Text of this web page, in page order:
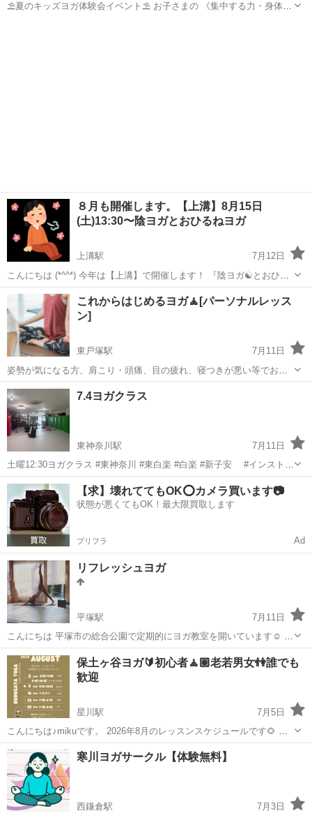
⛱️夏のキッズヨガ体験会イベント⛱️ お子さまの 《集中する力・身体を
８月も開催します。【上溝】8月15日
(土)13:30〜陰ヨガとおひるねヨガ
上溝駅
7月12日
こんにちは (*^^*) 今年は【上溝】で開催します！ 『陰ヨガ☯とおひる
ねヨガ😴』 ・笑って😀（ラフターヨガ＆笑いの呼吸） 疲れも吹き飛
ばして、リフレッシュ！！ 今年は笑いの呼吸法もやり...
神奈川 相模原市 上溝駅 ヨガ 家事
これからはじめるヨガ🧘[パーソナルレッス
ン]
東戸塚駅
7月11日
姿勢が気になる方、肩こり・頭痛、目の疲れ、寝つきが悪い等でお悩
みの方 立ち仕事で腰痛や足が疲れる👠 足のむくみや血行不良、自律
神経、ホルモンバランスの乱れ等 お腹周りを引き締めたい、骨盤のゆ
がみが気になる 産後の腰痛ケ...
神奈川 横浜市 東戸塚駅
7.4ヨガクラス
東神奈川駅
7月11日
土曜12:30ヨガクラス #東神奈川 #東白楽 #白楽 #新子安 #インストラ
クター募集中 #反町 #出稽古歓迎 #大口 #反町駅 #六角橋 #神大
寺 #キックボクシング #ムエタイ #MMA #レスリング...
神奈川 横浜市 東神奈川駅 ヨガ
キッズキックボクシング
【求】壊れててもOK⭕️カメラ買います📷
状態が悪くてもOK！最大限買取します
プリフラ Ad
リフレッシュヨガ
平塚駅
7月11日
こんにちは 平塚市の総合公園で定期的にヨガ教室を開いています☺︎ 普
段向き合う機会が少ないご自身の身体と心に向き合う時間をつくりま
せんか？ 運動不足の方、体操初心者の方、ヨガの経験がない方、身体
が硬い方でも問題ありま...
神奈川 平塚市 平塚駅 ヨガ 少人数
保土ヶ谷ヨガ🔰初心者🧘🏽老若男女👫誰でも
歓迎
星川駅
7月5日
こんにちは♪mikuです。 2026年8月のレッスンスケジュールです🌻 保
土ヶ谷区周辺で地域の皆さんと 楽しくヨガをしています！年齢も幅広
く、皆さん最初は初心者さんです！もちろん経験者の方も大歓迎！ 身
体が硬くても大丈夫...
神奈川 横浜市 星川駅 ヨガ 保土ヶ谷
寒川ヨガサークル【体験無料】
西鎌倉駅
7月3日